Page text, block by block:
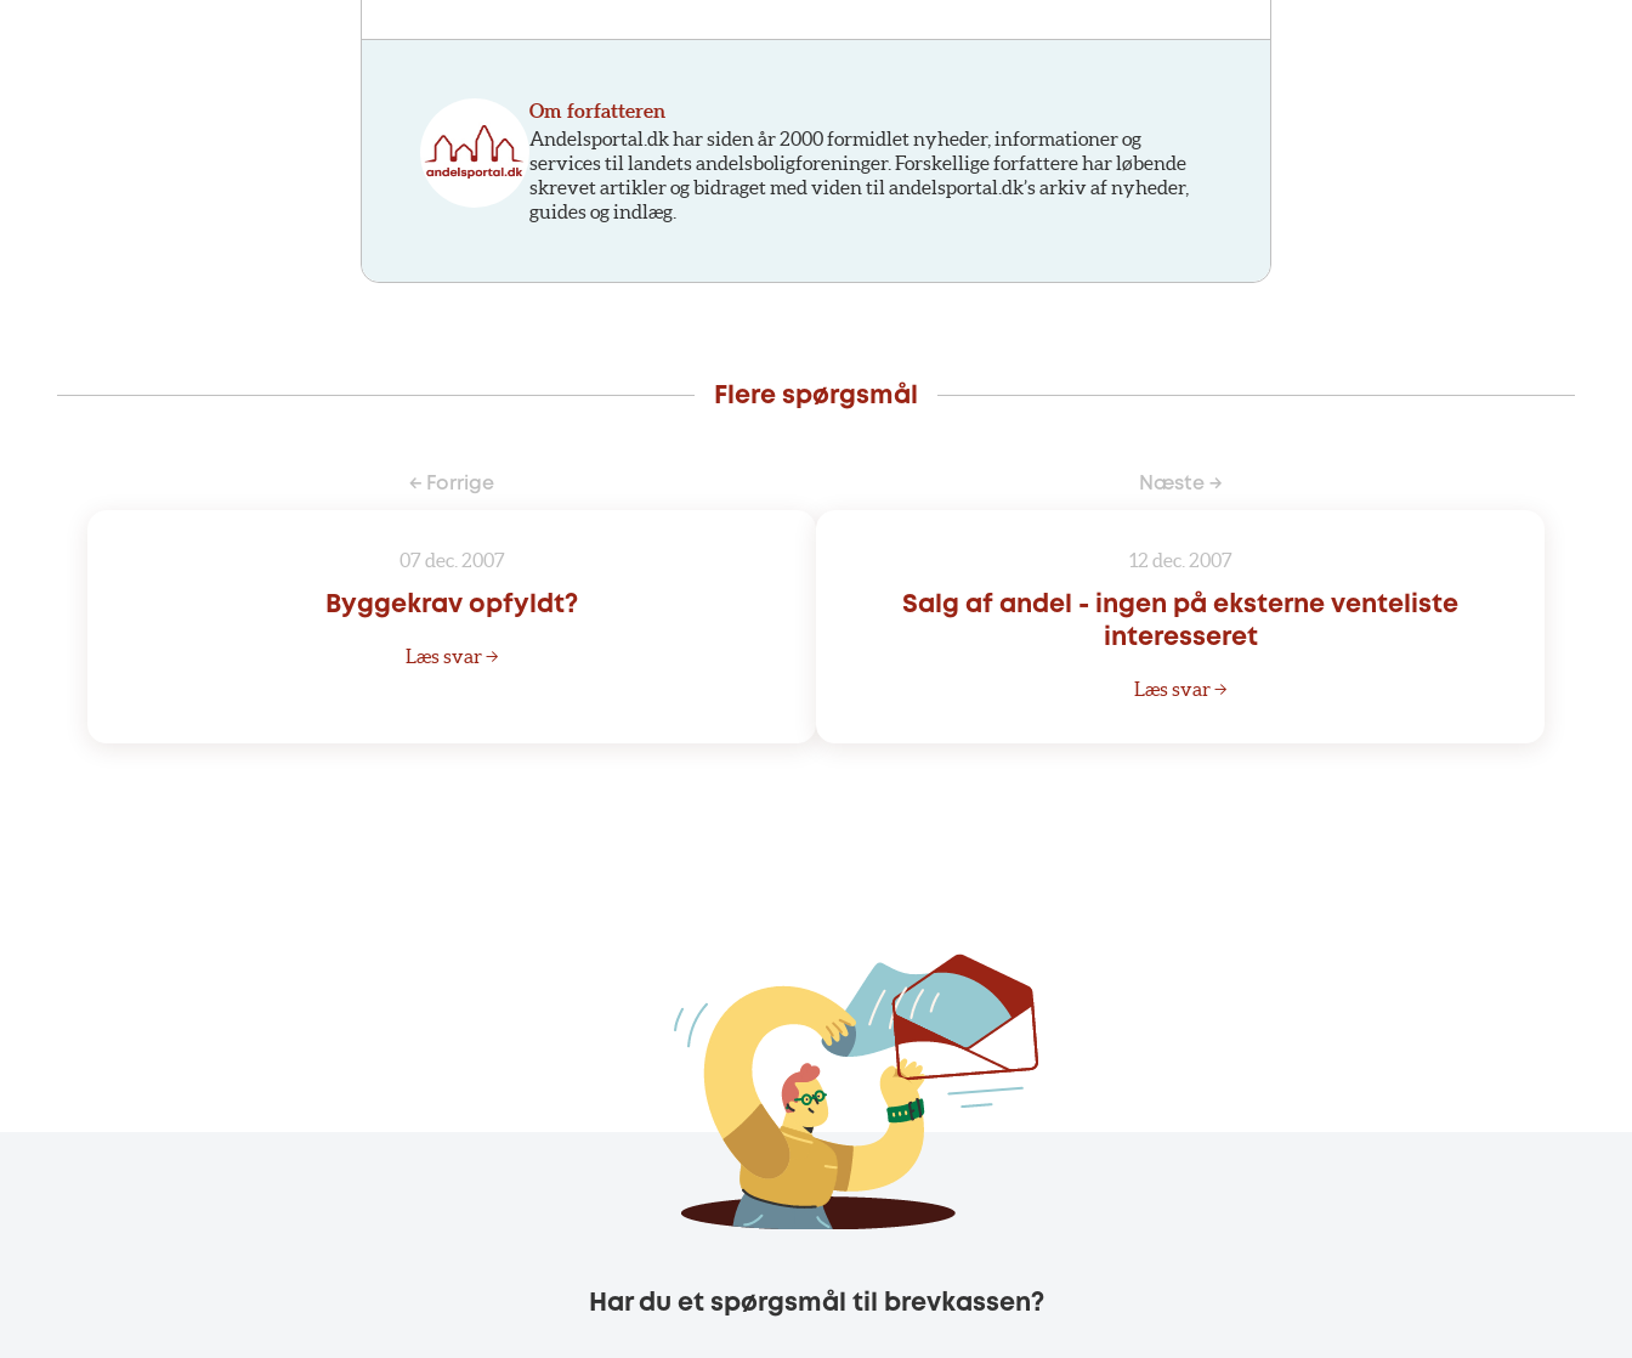
Om forfatteren
Andelsportal.dk har siden år 2000 formidlet nyheder, informationer og
services til landets andelsboligforeninger. Forskellige forfattere har løbende
skrevet artikler og bidraget med viden til andelsportal.dk’s arkiv af nyheder,
guides og indlæg.
Flere spørgsmål
← Forrige
07 dec. 2007
Byggekrav opfyldt?
Læs svar →
Næste →
12 dec. 2007
Salg af andel - ingen på eksterne venteliste
interesseret
Læs svar →
Har du et spørgsmål til brevkassen?